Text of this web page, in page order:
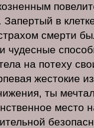
в
смерти
чудесные
на потеху
жестокие
ты
место